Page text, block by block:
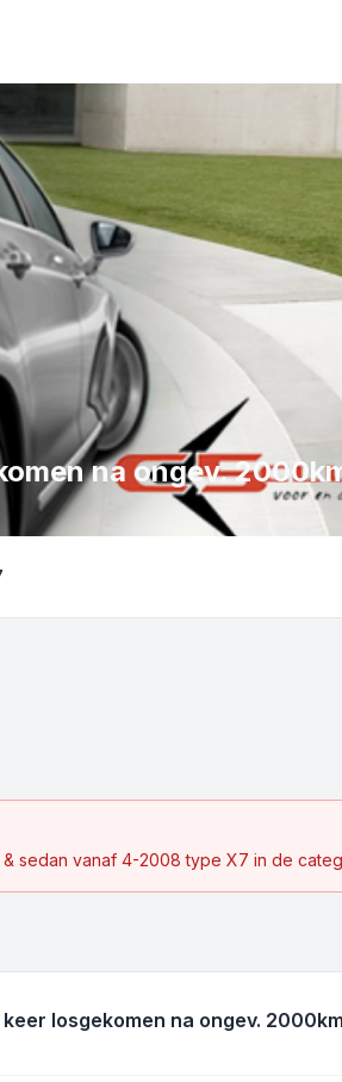
na ongev.
sedan vanaf 4-2008 type X7 in de
losgekomen na ongev.